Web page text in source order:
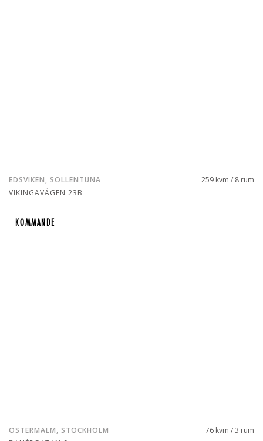
EDSVIKEN, SOLLENTUNA
VIKINGAVÄGEN 23B
259 kvm / 8 rum
KOMMANDE
KOMMANDE
ÖSTERMALM, STOCKHOLM
76 kvm / 3 rum